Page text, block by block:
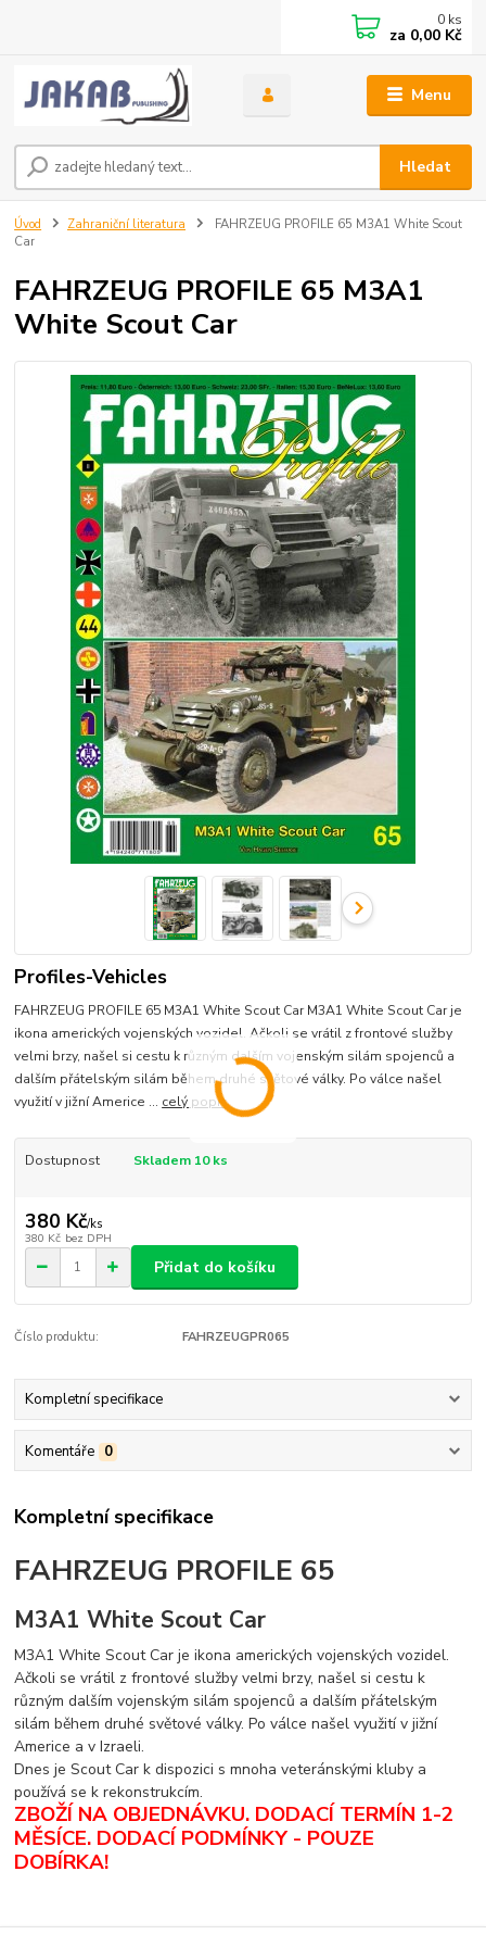
Menu
Hledat
0 ks
za 0,00 Kč
Úvod Zahraniční literatura
FAHRZEUG PROFILE 65 M3A1 White Scout
Car
FAHRZEUG PROFILE 65 M3A1
White Scout Car
Profiles-Vehicles
FAHRZEUG PROFILE 65 M3A1 White Scout Car M3A1 White Scout Car je
ikona amerických vojenských vozidel. Ačkoli se vrátil z frontové služby
velmi brzy, našel si cestu k různým dalším vojenským silám spojenců a
dalším přátelským silám během druhé světové války. Po válce našel
využití v jižní Americe ... celý popis
Dostupnost Skladem 10 ks
380 Kč/ks
380 Kč bez DPH
Přidat do košíku
Číslo produktu: FAHRZEUGPR065
Kompletní specifikace
Komentáře 0
Kompletní specifikace
FAHRZEUG PROFILE 65
M3A1 White Scout Car
M3A1 White Scout Car je ikona amerických vojenských vozidel.
Ačkoli se vrátil z frontové služby velmi brzy, našel si cestu k
různým dalším vojenským silám spojenců a dalším přátelským
silám během druhé světové války. Po válce našel využití v jižní
Americe a v Izraeli.
Dnes je Scout Car k dispozici s mnoha veteránskými kluby a
používá se k rekonstrukcím.
ZBOŽÍ NA OBJEDNÁVKU. DODACÍ TERMÍN 1-2
MĚSÍCE. DODACÍ PODMÍNKY - POUZE
DOBÍRKA!